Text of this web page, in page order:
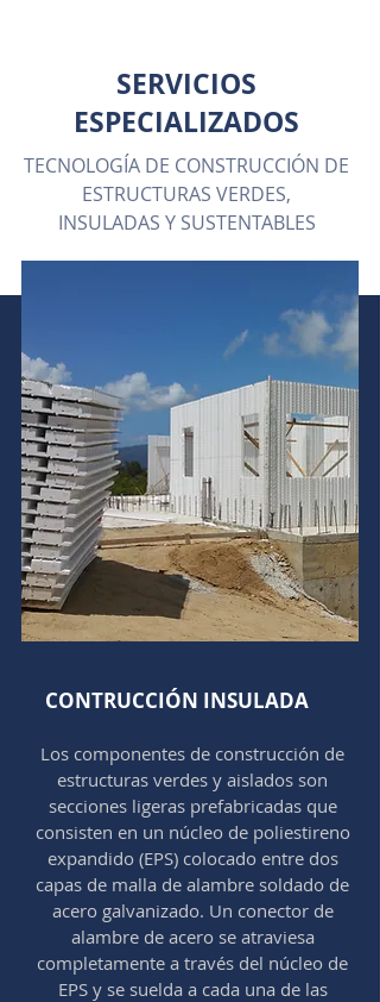
SERVICIOS
ESPECIALIZADOS
TECNOLOGÍA DE CONSTRUCCIÓN DE
ESTRUCTURAS VERDES,
INSULADAS Y SUSTENTABLES
CONTRUCCIÓN INSULADA
Los componentes de construcción de
estructuras verdes y aislados son
secciones ligeras prefabricadas que
consisten en un núcleo de poliestireno
expandido (EPS) colocado entre dos
capas de malla de alambre soldado de
acero galvanizado. Un conector de
alambre de acero se atraviesa
completamente a través del núcleo de
EPS y se suelda a cada una de las